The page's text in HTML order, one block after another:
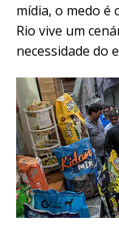
mídia, o medo é
Rio vive um
necessidade do